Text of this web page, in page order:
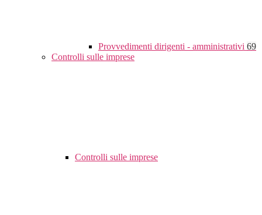
Provvedimenti dirigenti - amministrativi 69
Controlli sulle imprese
Controlli sulle imprese